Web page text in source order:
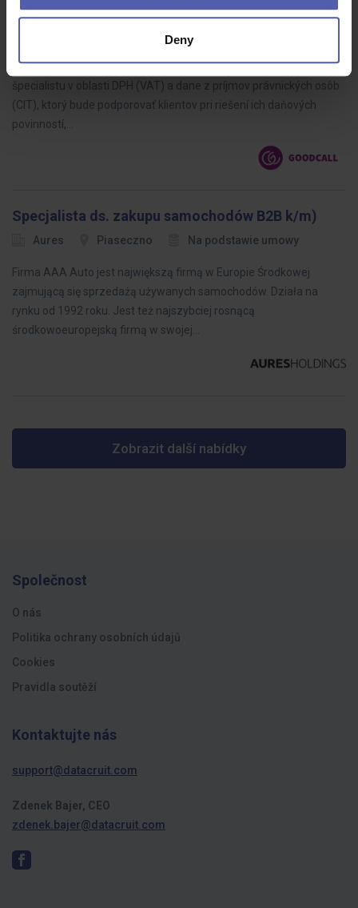
Deny
Goodcall Slovakia
Bratislava
Pre nášho klienta hľadáme do daňového tímu skúseného
špecialistu v oblasti DPH (VAT) a dane z príjmov právnických osôb
(CIT), ktorý bude podporovať klientov pri riešení ich daňových
povinností,…
Specjalista ds. zakupu samochodów B2B k/m)
Aures Piaseczno Na podstawie umowy
Firma AAA Auto jest największą firmą w Europie Środkowej
zajmującą się sprzedażą używanych samochodów. Działa na
rynku od 1992 roku. Jest też najszybciej rosnącą
środkowoeuropejską firmą w swojej…
Zobrazit další nabídky
Společnost
O nás
Politika ochrany osobních údajů
Cookies
Pravidla soutěží
Kontaktujte nás
support@datacruit.com
Zdenek Bajer, CEO
zdenek.bajer@datacruit.com